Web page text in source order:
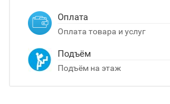
Оплата
Оплата товара и услуг
Подъём
Подъём на этаж